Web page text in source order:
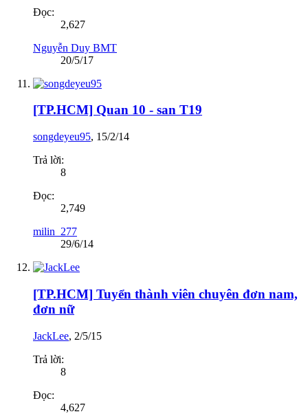
Đọc:
2,627
Nguyễn Duy BMT
20/5/17
[TP.HCM] Quan 10 - san T19
songdeyeu95, 15/2/14
Trả lời:
8
Đọc:
2,749
milin_277
29/6/14
[TP.HCM] Tuyển thành viên chuyên đơn nam,
đơn nữ
JackLee, 2/5/15
Trả lời:
8
Đọc:
4,627